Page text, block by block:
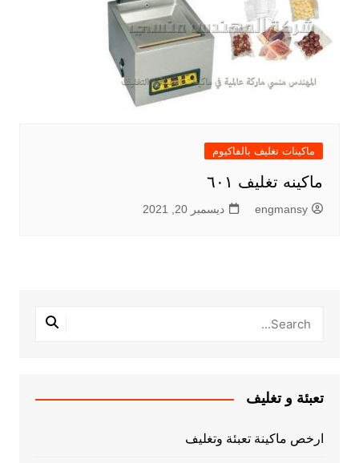
ماكينات تغليف بالفاكيوم
ماكينه تغليف ٦٠١
engmansy ديسمبر 20, 2021
تعبئة و تغليف
ارخص ماكينة تعبئة وتغليف